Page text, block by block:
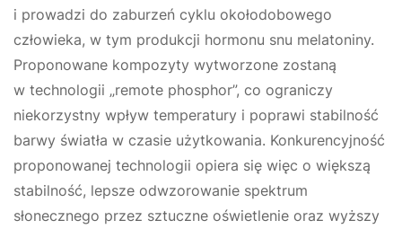
i prowadzi do zaburzeń cyklu okołodobowego
człowieka, w tym produkcji hormonu snu melatoniny.
Proponowane kompozyty wytworzone zostaną
w technologii „remote phosphor”, co ograniczy
niekorzystny wpływ temperatury i poprawi stabilność
barwy światła w czasie użytkowania. Konkurencyjność
proponowanej technologii opiera się więc o większą
stabilność, lepsze odwzorowanie spektrum
słonecznego przez sztuczne oświetlenie oraz wyższy